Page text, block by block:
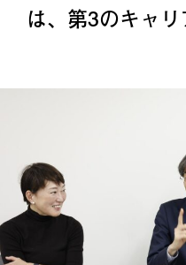
は、第3のキャ